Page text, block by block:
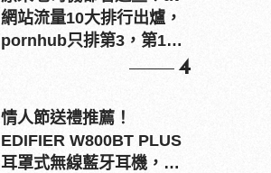
網站流量10大排行出爐，
pornhub只排第3，第1名
4
情人節送禮推薦！
EDIFIER W800BT PLUS
耳罩式無線藍牙耳機，在